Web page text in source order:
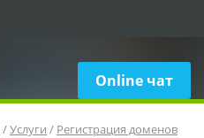
Online чат
/Услуги / Регистрация доменов